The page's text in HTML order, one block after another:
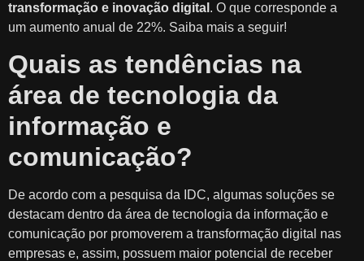
transformação e inovação digital . O que corresponde a
um aumento anual de 22%. Saiba mais a seguir!
Quais as tendências na
área de tecnologia da
informação e
comunicação?
De acordo com a pesquisa da IDC, algumas soluções se
destacam dentro da área de tecnologia da informação e
comunicação por promoverem a transformação digital nas
empresas e, assim, possuem maior potencial de receber